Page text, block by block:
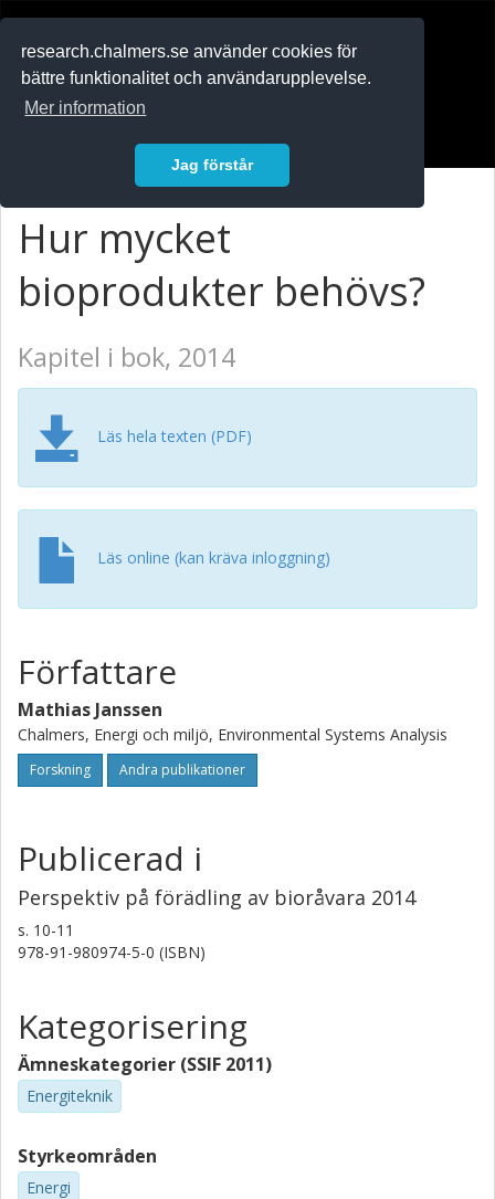
research.chalmers.se använder cookies för
bättre funktionalitet och användarupplevelse.
Mer information
Jag förstår
Hur mycket
bioprodukter behövs?
Kapitel i bok, 2014
Läs hela texten (PDF)
Läs online (kan kräva inloggning)
Författare
Mathias Janssen
Chalmers, Energi och miljö, Environmental Systems Analysis
Forskning Andra publikationer
Publicerad i
Perspektiv på förädling av bioråvara 2014
s. 10-11
978-91-980974-5-0 (ISBN)
Kategorisering
Ämneskategorier (SSIF 2011)
Energiteknik
Styrkeområden
Energi